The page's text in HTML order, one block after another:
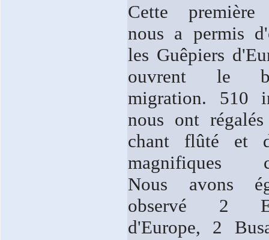
Cette première
nous a permis
les Guêpiers
ouvrent le
migration. 510
nous ont
chant flûté et
magnifiques
Nous avons
observé 2
d'Europe, 2